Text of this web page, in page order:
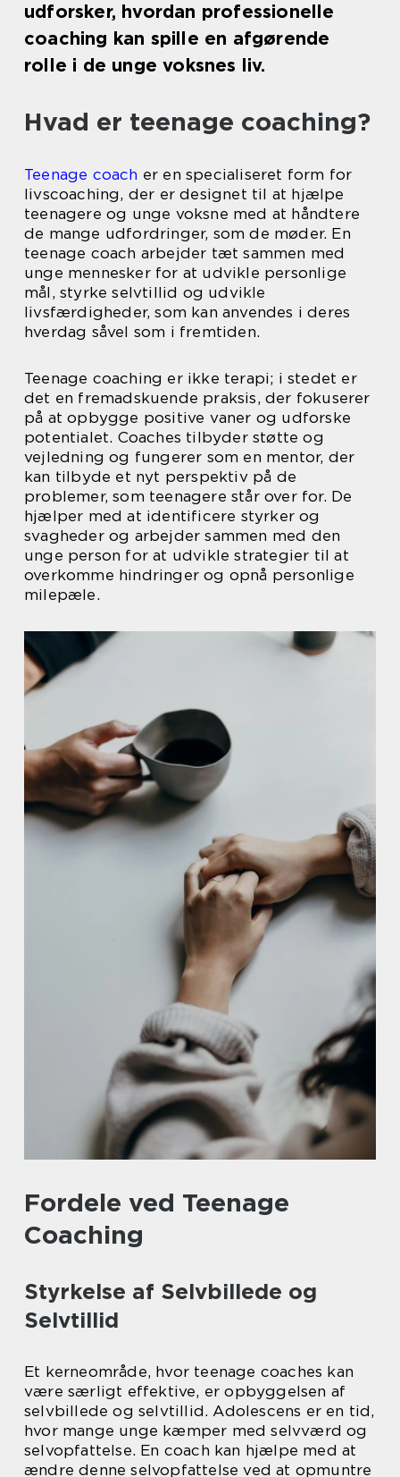
udforsker, hvordan professionelle
coaching kan spille en afgørende
rolle i de unge voksnes liv.
Hvad er teenage coaching?
Teenage coach er en specialiseret form for
livscoaching, der er designet til at hjælpe
teenagere og unge voksne med at håndtere
de mange udfordringer, som de møder. En
teenage coach arbejder tæt sammen med
unge mennesker for at udvikle personlige
mål, styrke selvtillid og udvikle
livsfærdigheder, som kan anvendes i deres
hverdag såvel som i fremtiden.
Teenage coaching er ikke terapi; i stedet er
det en fremadskuende praksis, der fokuserer
på at opbygge positive vaner og udforske
potentialet. Coaches tilbyder støtte og
vejledning og fungerer som en mentor, der
kan tilbyde et nyt perspektiv på de
problemer, som teenagere står over for. De
hjælper med at identificere styrker og
svagheder og arbejder sammen med den
unge person for at udvikle strategier til at
overkomme hindringer og opnå personlige
milepæle.
Fordele ved Teenage
Coaching
Styrkelse af Selvbillede og
Selvtillid
Et kerneområde, hvor teenage coaches kan
være særligt effektive, er opbyggelsen af
selvbillede og selvtillid. Adolescens er en tid,
hvor mange unge kæmper med selvværd og
selvopfattelse. En coach kan hjælpe med at
ændre denne selvopfattelse ved at opmuntre